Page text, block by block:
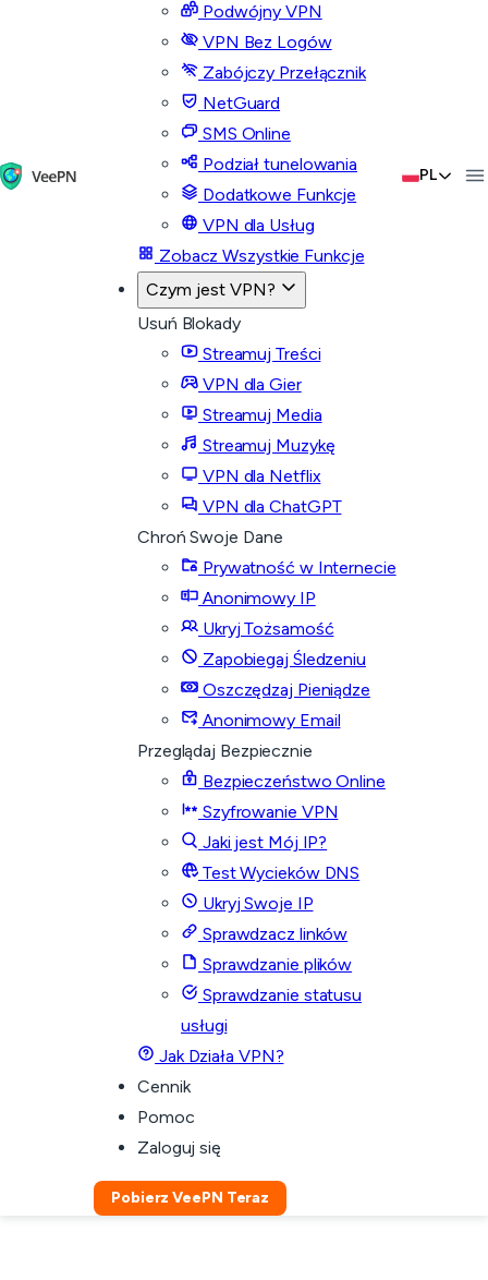
Podwójny VPN
VPN Bez Logów
Zabójczy Przełącznik
NetGuard
SMS Online
Podział tunelowania
Dodatkowe Funkcje
VPN dla Usług
Zobacz Wszystkie Funkcje
Czym jest VPN?
Usuń Blokady
Streamuj Treści
VPN dla Gier
Streamuj Media
Streamuj Muzykę
VPN dla Netflix
VPN dla ChatGPT
Chroń Swoje Dane
Prywatność w Internecie
Anonimowy IP
Ukryj Tożsamość
Zapobiegaj Śledzeniu
Oszczędzaj Pieniądze
Anonimowy Email
Przeglądaj Bezpiecznie
Bezpieczeństwo Online
Szyfrowanie VPN
Jaki jest Mój IP?
Test Wycieków DNS
Ukryj Swoje IP
Sprawdzacz linków
Sprawdzanie plików
Sprawdzanie statusu
usługi
Jak Działa VPN?
Cennik
Pomoc
Zaloguj się
Pobierz VeePN Teraz
PL